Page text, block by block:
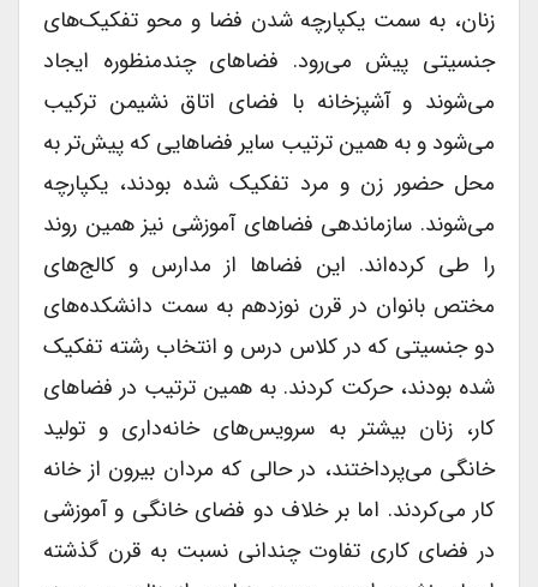
زنان، به سمت یکپارچه شدن فضا و محو تفکیک‌های
جنسیتی پیش می‌رود. فضاهای چندمنظوره ایجاد
می‌شوند و آشپزخانه با فضای اتاق نشیمن ترکیب
می‌شود و به همین ترتیب سایر فضاهایی که پیش‌تر به
محل حضور زن و مرد تفکیک شده بودند، یکپارچه
می‌شوند. سازماندهی فضاهای آموزشی نیز همین روند
را طی کرده‌اند. این فضاها از مدارس و کالج‌های
مختص بانوان در قرن نوزدهم به سمت دانشکده‌های
دو جنسیتی که در کلاس درس و انتخاب رشته تفکیک
شده بودند، حرکت کردند. به همین ترتیب در فضاهای
کار، زنان بیشتر به سرویس‌های خانه‌داری و تولید
خانگی می‌پرداختند، در حالی که مردان بیرون از خانه
کار می‌کردند. اما بر خلاف دو فضای خانگی و آموزشی
در فضای کاری تفاوت چندانی نسبت به قرن گذشته